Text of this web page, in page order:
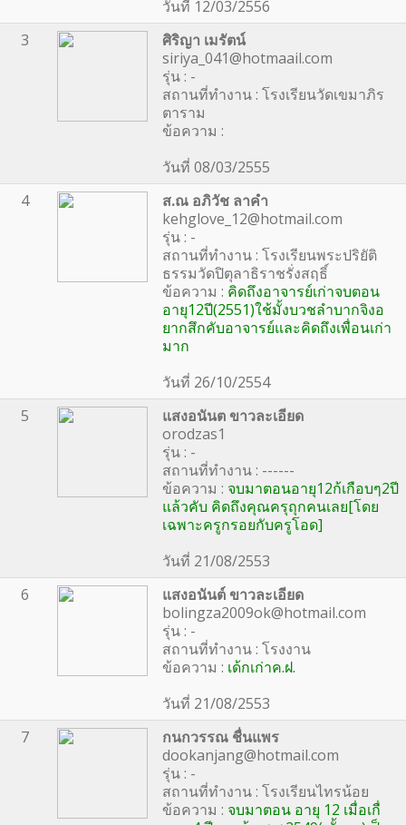
วันที่ 12/03/2556
3
ศิริญา เมรัตน์
siriya_041@hotmaail.com
รุ่น : -
สถานที่ทำงาน : โรงเรียนวัดเขมาภิร
ตาราม
ข้อความ :
วันที่ 08/03/2555
4
ส.ณ อภิวัช ลาคำ
kehglove_12@hotmail.com
รุ่น : -
สถานที่ทำงาน : โรงเรียนพระปริยัติ
ธรรมวัดปิตุลาธิราชรั่งสฤธิ์
ข้อความ : คิดถึงอาจารย์เก่าจบตอน
อายุ12ปี(2551)ใช้มั้งบวชลำบากจิงอ
ยากสึกคับอาจารย์และคิดถึงเพื่อนเก่า
มาก
วันที่ 26/10/2554
5
แสงอนันต ขาวละเอียด
orodzas1
รุ่น : -
สถานที่ทำงาน : ------
ข้อความ : จบมาตอนอายุ12ก้เกือบๆ2ปี
แล้วคับ คิดถึงคุณครุถุกคนเลย[โดย
เฉพาะครูกรอยกับครูโอด]
วันที่ 21/08/2553
6
แสงอนันต์ ขาวละเอียด
bolingza2009ok@hotmail.com
รุ่น : -
สถานที่ทำงาน : โรงงาน
ข้อความ : เด้กเก่าค.ฝ.
วันที่ 21/08/2553
7
กนกวรรณ ชื่นแพร
dookanjang@hotmail.com
รุ่น : -
สถานที่ทำงาน : โรงเรียนไทรน้อย
ข้อความ : จบมาตอน อายุ 12 เมื่อเกื่